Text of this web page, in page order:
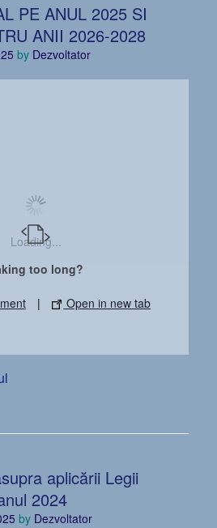
PE ANUL 2025 SI
ANII 2026-2028
by Dezvoltator
Loading...
too long?
| Open in new tab
aplicării Legii
2024
by Dezvoltator